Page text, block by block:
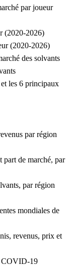
par joueur
(2020-2026)
(2020-2026)
des solvants
les 6 principaux
par région
part de marché, par
par région
mondiales de
revenus, prix et
COVID-19